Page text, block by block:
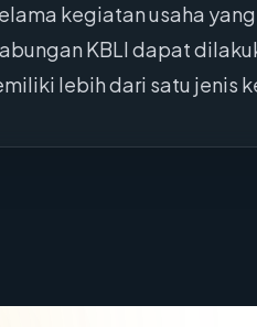
kegiatan usaha
KBLI dapat
lebih dari satu jenis